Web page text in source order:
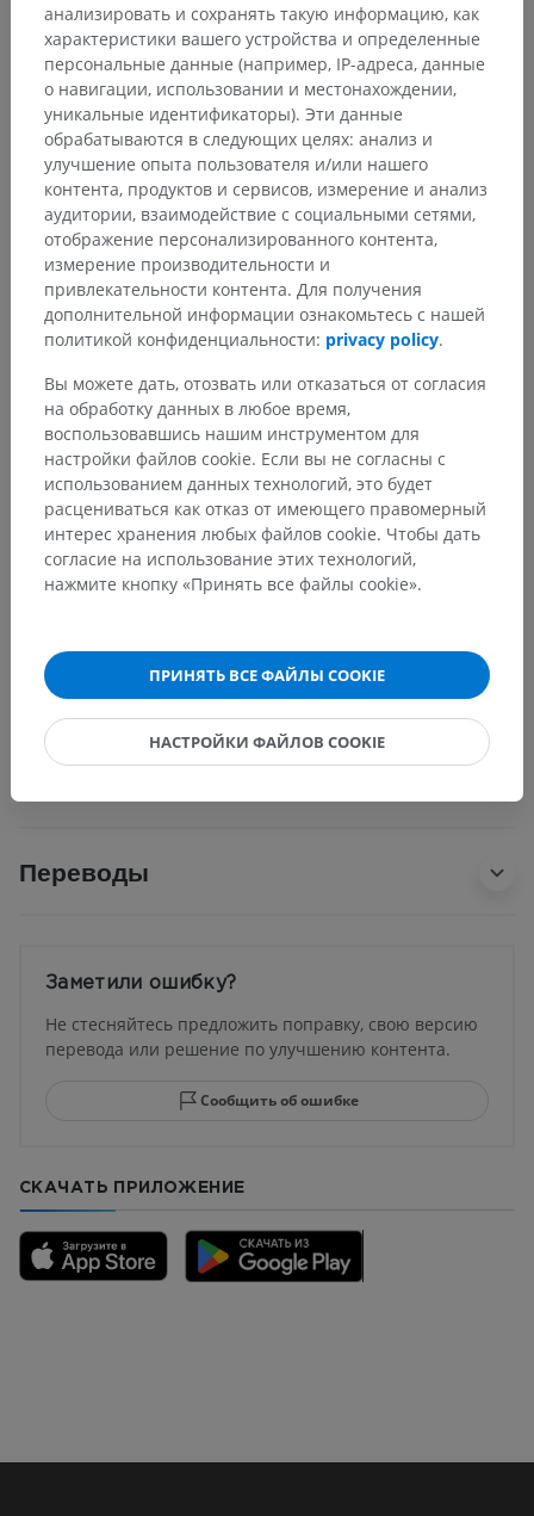
Анатомическая иерархия
Анатомия человека 2
Анатомия человека 1
Системная анатомия> Нервная система>
Центральная нервная система> Головной мозг
Средний мозг> Ножка мозга>
Покрышка среднего мозга> Белое вещество
Перекрест верхних мозжечковых ножек
Основные структуры:Нет анатомических терминов,
относящихся к этой части тела
Сравнительная анатомия
Переводы
Заметили ошибку?
Не стесняйтесь предложить поправку, свою версию
перевода или решение по улучшению контента.
Сообщить об ошибке
СКАЧАТЬ ПРИЛОЖЕНИЕ
анализировать и сохранять такую информацию, как
характеристики вашего устройства и определенные
персональные данные (например, IP-адреса, данные
о навигации, использовании и местонахождении,
уникальные идентификаторы). Эти данные
обрабатываются в следующих целях: анализ и
улучшение опыта пользователя и/или нашего
контента, продуктов и сервисов, измерение и анализ
аудитории, взаимодействие с социальными сетями,
отображение персонализированного контента,
измерение производительности и
привлекательности контента. Для получения
дополнительной информации ознакомьтесь с нашей
политикой конфиденциальности: privacy policy.
Вы можете дать, отозвать или отказаться от согласия
на обработку данных в любое время,
воспользовавшись нашим инструментом для
настройки файлов cookie. Если вы не согласны с
использованием данных технологий, это будет
расцениваться как отказ от имеющего правомерный
интерес хранения любых файлов cookie. Чтобы дать
согласие на использование этих технологий,
нажмите кнопку «Принять все файлы cookie».
ПРИНЯТЬ ВСЕ ФАЙЛЫ COOKIE
НАСТРОЙКИ ФАЙЛОВ COOKIE